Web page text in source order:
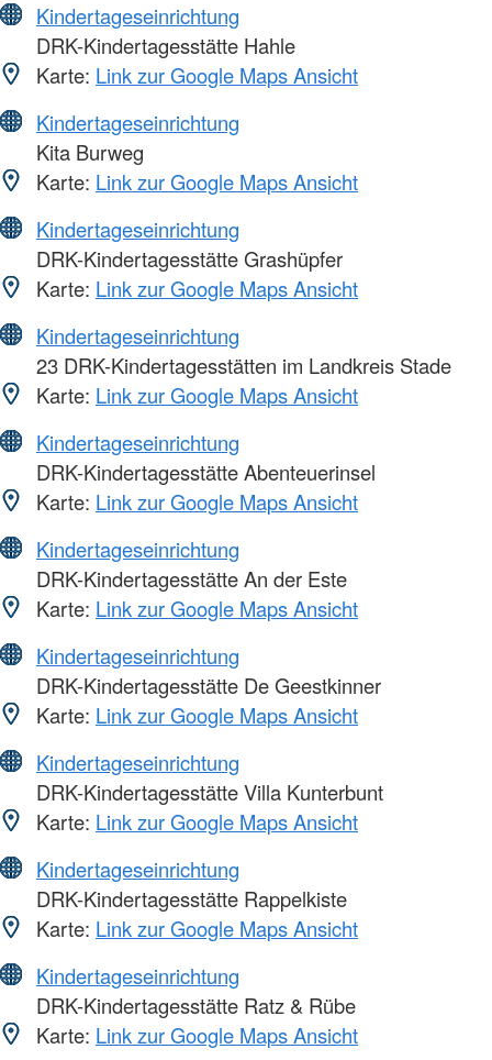
Kindertageseinrichtung
DRK-Kindertagesstätte Hahle
Karte: Link zur Google Maps Ansicht
Kindertageseinrichtung
Kita Burweg
Karte: Link zur Google Maps Ansicht
Kindertageseinrichtung
DRK-Kindertagesstätte Grashüpfer
Karte: Link zur Google Maps Ansicht
Kindertageseinrichtung
23 DRK-Kindertagesstätten im Landkreis Stade
Karte: Link zur Google Maps Ansicht
Kindertageseinrichtung
DRK-Kindertagesstätte Abenteuerinsel
Karte: Link zur Google Maps Ansicht
Kindertageseinrichtung
DRK-Kindertagesstätte An der Este
Karte: Link zur Google Maps Ansicht
Kindertageseinrichtung
DRK-Kindertagesstätte De Geestkinner
Karte: Link zur Google Maps Ansicht
Kindertageseinrichtung
DRK-Kindertagesstätte Villa Kunterbunt
Karte: Link zur Google Maps Ansicht
Kindertageseinrichtung
DRK-Kindertagesstätte Rappelkiste
Karte: Link zur Google Maps Ansicht
Kindertageseinrichtung
DRK-Kindertagesstätte Ratz & Rübe
Karte: Link zur Google Maps Ansicht